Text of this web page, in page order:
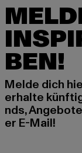
BEN!
Melde dich
erhalte
nds,
er E-Mail!